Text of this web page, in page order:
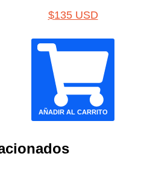
$135 USD
AÑADIR AL CARRITO